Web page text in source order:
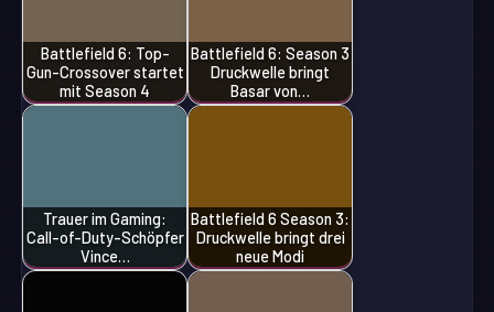
Battlefield 6: Top-
Gun-Crossover startet
mit Season 4
Battlefield 6: Season 3
Druckwelle bringt
Basar von…
Trauer im Gaming:
Call-of-Duty-Schöpfer
Vince…
Battlefield 6 Season 3:
Druckwelle bringt drei
neue Modi